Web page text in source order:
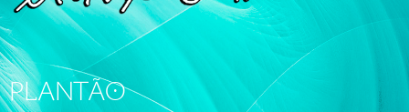
PLANTÃO